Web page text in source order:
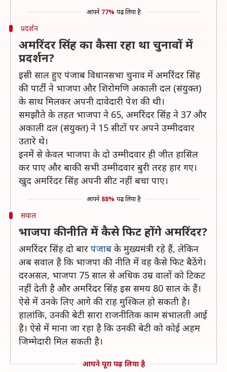
आपने 77% पढ़ लिया है
प्रदर्शन
अमरिंदर सिंह का कैसा रहा था चुनावों में
प्रदर्शन?
इसी साल हुए पंजाब विधानसभा चुनाव में अमरिंदर सिंह
की पार्टी ने भाजपा और शिरोमणि अकाली दल (संयुक्त)
के साथ मिलकर अपनी दावेदारी पेश की थी।
समझौते के तहत भाजपा ने 65, अमरिंदर सिंह ने 37 और
अकाली दल (संयुक्त) ने 15 सीटों पर अपने उम्मीदवार
उतारे थे।
इनमें से केवल भाजपा के दो उम्मीदवार ही जीत हासिल
कर पाए और बाकी सभी उम्मीदवार बुरी तरह हार गए।
खुद अमरिंदर सिंह अपनी सीट नहीं बचा पाए।
आपने 88% पढ़ लिया है
सवाल
भाजपा की नीति में कैसे फिट होंगे अमरिंदर?
अमरिंदर सिंह दो बार पंजाब के मुख्यमंत्री रहे हैं, लेकिन
अब सवाल है कि भाजपा की नीति में वह कैसे फिट बैठेंगे।
दरअसल, भाजपा 75 साल से अधिक उम्र वालों को टिकट
नहीं देती है और अमरिंदर सिंह इस समय 80 साल के हैं।
ऐसे में उनके लिए आगे की राह मुश्किल हो सकती है।
हालांकि, उनकी बेटी सारा राजनीतिक काम संभालती आई
है। ऐसे में माना जा रहा है कि उनकी बेटी को कोई अहम
जिम्मेदारी मिल सकती है।
आपने पूरा पढ़ लिया है